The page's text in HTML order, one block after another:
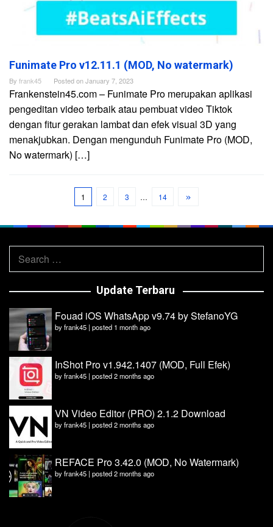
Funimate Pro v12.11.1 (MOD, No watermark)
By frank45 Posted onJanuary 7, 2023
Frankenstein45.com – Funimate Pro merupakan aplikasi
pengeditan video terbaik atau pembuat video Tiktok
dengan fitur gerakan lambat dan efek visual 3D yang
menakjubkan. Dengan mengunduh Funimate Pro (MOD,
No watermark) […]
1 2 3 … 14
Search
for:
Update Terbaru
Fouad iOS WhatsApp v9.74 by StefanoYG
byfrank45 | posted 1 month ago
InShot Pro v1.942.1407 (MOD, Full Efek)
byfrank45 | posted 2 months ago
VN Video Editor (PRO) 2.1.2 Download
byfrank45 | posted 2 months ago
REFACE Pro 3.42.0 (MOD, No Watermark)
byfrank45 | posted 2 months ago